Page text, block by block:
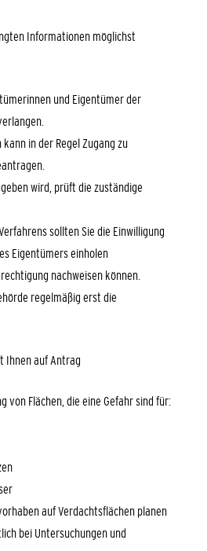
Informationen möglichst
und Eigentümer der
in der Regel Zugang zu
wird, prüft die zuständige
sollten Sie die Einwilligung
Eigentümers einholen
nachweisen können.
regelmäßig erst die
Ihnen auf Antrag
von Flächen, die eine Gefahr sind für:
auf Verdachtsflächen planen
bei Untersuchungen und